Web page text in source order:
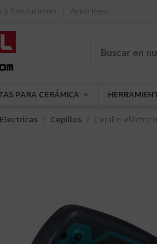
y Devoluciones Aviso legal
PARA CERÁMICA
Cepillos Cepillo